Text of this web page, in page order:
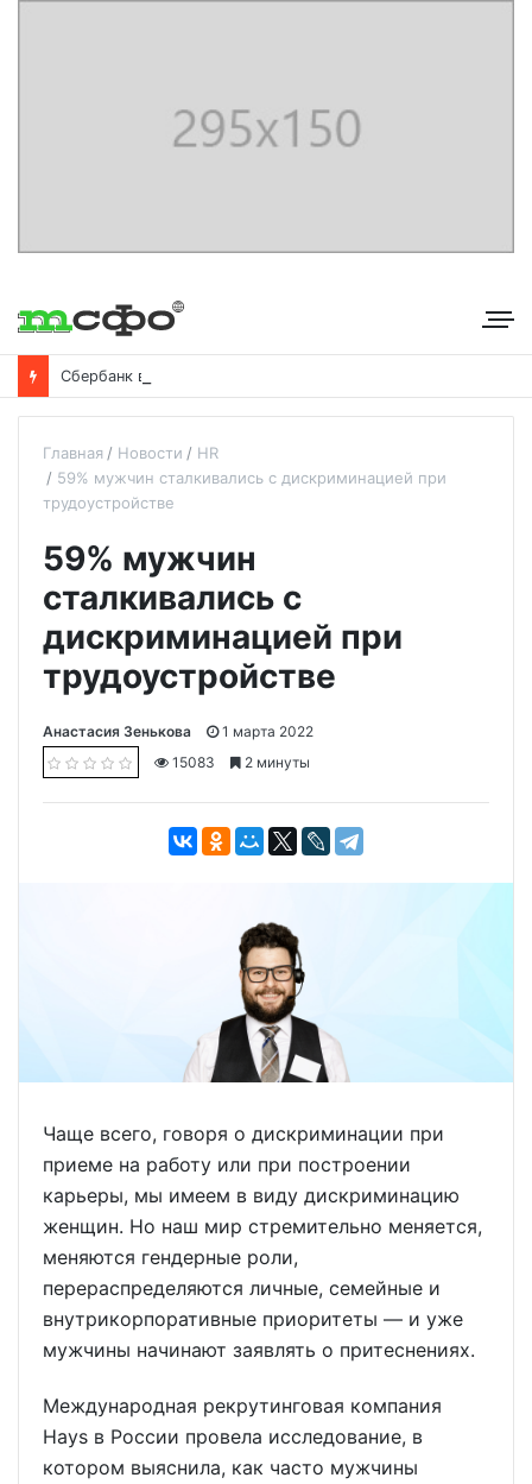
Главная Новости
HR
59% мужчин сталкивались с дискриминацией при
трудоустройстве
59% мужчин
сталкивались с
дискриминацией при
трудоустройстве
Анастасия Зенькова
1 марта 2022
15083
2 минуты
Чаще всего, говоря о дискриминации при
приеме на работу или при построении
карьеры, мы имеем в виду дискриминацию
женщин. Но наш мир стремительно меняется,
меняются гендерные роли,
перераспределяются личные, семейные и
внутрикорпоративные приоритеты — и уже
мужчины начинают заявлять о притеснениях.
Международная рекрутинговая компания
Hays в России провела исследование, в
котором выяснила, как часто мужчины